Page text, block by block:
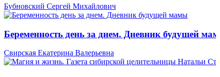
Бубновский Сергей Михайлович
Беременность день за днем. Дневник будущей
Свирская Екатерина Валерьевна